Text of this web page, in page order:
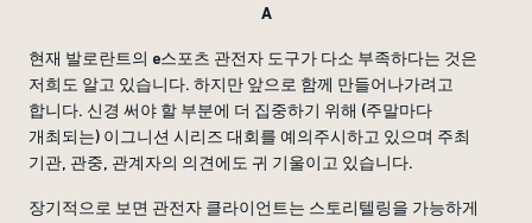
A
현재 발로란트의 e스포츠 관전자 도구가 다소 부족하다는 것은
저희도 알고 있습니다. 하지만 앞으로 함께 만들어나가려고
합니다. 신경 써야 할 부분에 더 집중하기 위해 (주말마다
개최되는) 이그니션 시리즈 대회를 예의주시하고 있으며 주최
기관, 관중, 관계자의 의견에도 귀 기울이고 있습니다.
장기적으로 보면 관전자 클라이언트는 스토리텔링을 가능하게